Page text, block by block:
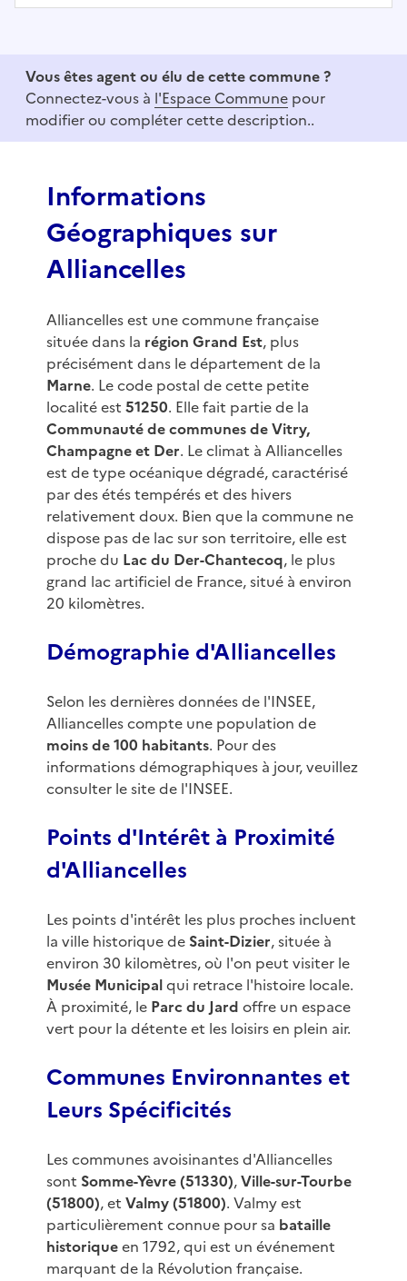
f
Vous êtes agent ou élu de cette commune ?
Connectez-vous à l'Espace Commune pour
modifier ou compléter cette description..
Informations
Géographiques sur
Alliancelles
Alliancelles est une commune française
située dans la région Grand Est, plus
précisément dans le département de la
Marne. Le code postal de cette petite
localité est 51250. Elle fait partie de la
Communauté de communes de Vitry,
Champagne et Der. Le climat à Alliancelles
est de type océanique dégradé, caractérisé
par des étés tempérés et des hivers
relativement doux. Bien que la commune ne
dispose pas de lac sur son territoire, elle est
proche du Lac du Der-Chantecoq, le plus
grand lac artificiel de France, situé à environ
20 kilomètres.
Démographie d'Alliancelles
Selon les dernières données de l'INSEE,
Alliancelles compte une population de
moins de 100 habitants. Pour des
informations démographiques à jour, veuillez
consulter le site de l'INSEE.
Points d'Intérêt à Proximité
d'Alliancelles
Les points d'intérêt les plus proches incluent
la ville historique de Saint-Dizier, située à
environ 30 kilomètres, où l'on peut visiter le
Musée Municipalqui retrace l'histoire locale.
À proximité, le Parc du Jard offre un espace
vert pour la détente et les loisirs en plein air.
Communes Environnantes et
Leurs Spécificités
Les communes avoisinantes d'Alliancelles
sont Somme-Yèvre (51330),Ville-sur-Tourbe
(51800), et Valmy (51800). Valmy est
particulièrement connue pour sa bataille
historiqueen 1792, qui est un événement
marquant de la Révolution française.